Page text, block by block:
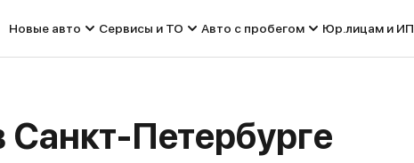
Новые авто Сервисы и ТО Авто с пробегом Юр.лицам и ИП
Санкт-Петербурге